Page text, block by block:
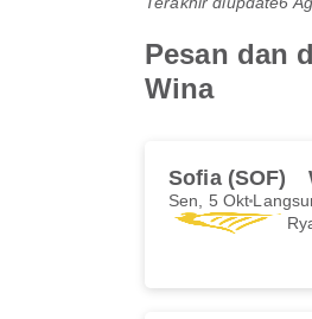
Pesan dan
Wina
Sofia (SOF)
Sen, 5 Okt